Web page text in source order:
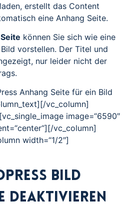
erstellt das Content
eine Anhang Seite.
können Sie sich wie eine
vorstellen. Der Titel und
nur leider nicht der
Anhang Seite für ein Bild
vc_column]
image=“6590″
vc_column]
width=“1/2″]
Bild
deaktivieren